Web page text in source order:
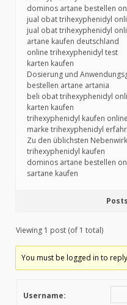
dominos artane bestellen
jual obat trihexyphenidyl
jual obat trihexyphenidyl
artane kaufen deutschland
online trihexyphenidyl test
karten kaufen
Dosierung und
bestellen artane artania
beli obat trihexyphenidyl
karten kaufen
trihexyphenidyl kaufen
marke trihexyphenidyl
Zu den üblichsten
trihexyphenidyl kaufen
dominos artane bestellen
sartane kaufen
Posts
Viewing 1 post (of 1 total)
You must be logged in to
Username: